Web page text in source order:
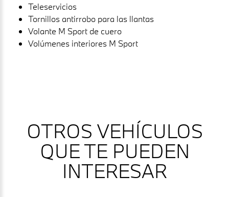
Teleservicios
Tornillos antirrobo para las llantas
Volante M Sport de cuero
Volúmenes interiores M Sport
OTROS VEHÍCULOS
QUE TE PUEDEN
INTERESAR